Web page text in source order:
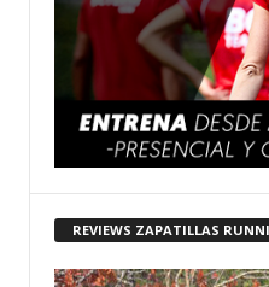
REVIEWS ZAPATILLAS